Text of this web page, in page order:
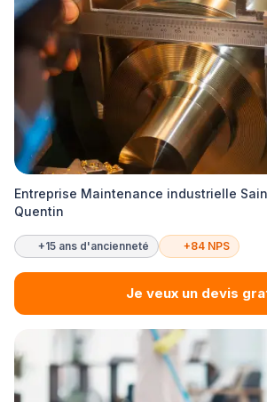
Entreprise Maintenance industrielle
Quentin
+15 ans d'ancienneté +84 NPS
Je veux un devis